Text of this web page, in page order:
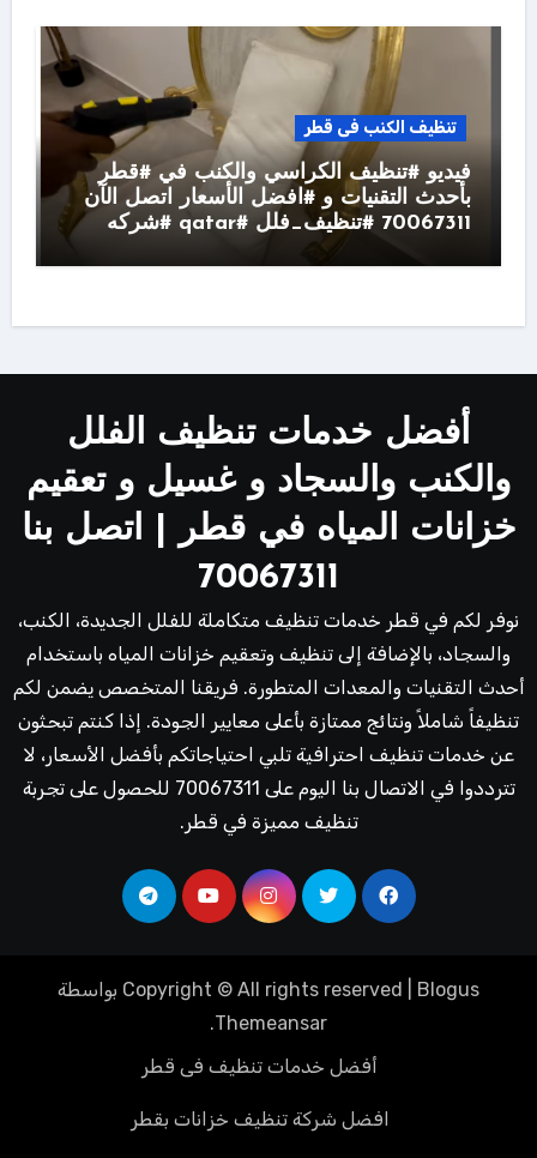
تنظيف الكنب فى قطر
فيديو #تنظيف الكراسي والكنب في #قطر
بأحدث التقنيات و #افضل الأسعار اتصل الآن
70067311 #تنظيف_فلل #qatar #شركه
أفضل خدمات تنظيف الفلل
والكنب والسجاد و غسيل و تعقيم
خزانات المياه في قطر | اتصل بنا
70067311
نوفر لكم في قطر خدمات تنظيف متكاملة للفلل الجديدة، الكنب،
والسجاد، بالإضافة إلى تنظيف وتعقيم خزانات المياه باستخدام
أحدث التقنيات والمعدات المتطورة. فريقنا المتخصص يضمن لكم
تنظيفاً شاملاً ونتائج ممتازة بأعلى معايير الجودة. إذا كنتم تبحثون
عن خدمات تنظيف احترافية تلبي احتياجاتكم بأفضل الأسعار، لا
تترددوا في الاتصال بنا اليوم على 70067311 للحصول على تجربة
تنظيف مميزة في قطر.
Copyright © All rights reserved Blogus
بواسطة
Themeansar
.
أفضل خدمات تنظيف فى قطر
افضل شركة تنظيف خزانات بقطر